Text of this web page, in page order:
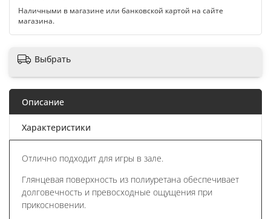
Наличными в магазине или банковской картой на сайте
магазина.
Выбрать
Описание
Характеристики
Отлично подходит для игры в зале.
Глянцевая поверхность из полиуретана обеспечивает
долговечность и превосходные ощущения при
прикосновении.